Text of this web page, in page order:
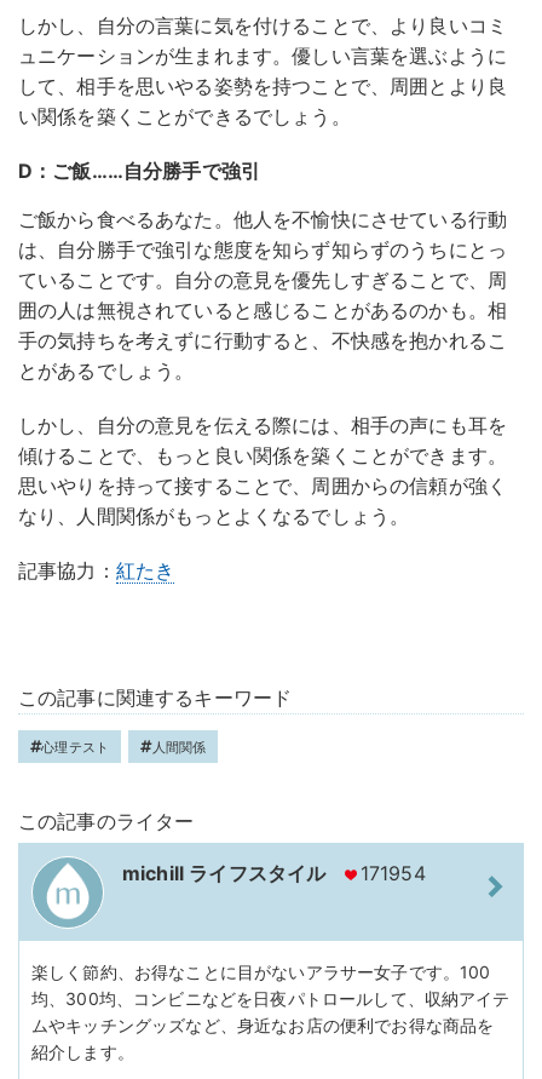
しかし、自分の言葉に気を付けることで、より良いコミ
ュニケーションが生まれます。優しい言葉を選ぶように
して、相手を思いやる姿勢を持つことで、周囲とより良
い関係を築くことができるでしょう。
D：ご飯……自分勝手で強引
ご飯から食べるあなた。他人を不愉快にさせている行動
は、自分勝手で強引な態度を知らず知らずのうちにとっ
ていることです。自分の意見を優先しすぎることで、周
囲の人は無視されていると感じることがあるのかも。相
手の気持ちを考えずに行動すると、不快感を抱かれるこ
とがあるでしょう。
しかし、自分の意見を伝える際には、相手の声にも耳を
傾けることで、もっと良い関係を築くことができます。
思いやりを持って接することで、周囲からの信頼が強く
なり、人間関係がもっとよくなるでしょう。
記事協力： 紅たき
この記事に関連するキーワード
心理テスト 人間関係
この記事のライター
michill ライフスタイル 171954
楽しく節約、お得なことに目がないアラサー女子です。100
均、300均、コンビニなどを日夜パトロールして、収納アイテ
ムやキッチングッズなど、身近なお店の便利でお得な商品を
紹介します。